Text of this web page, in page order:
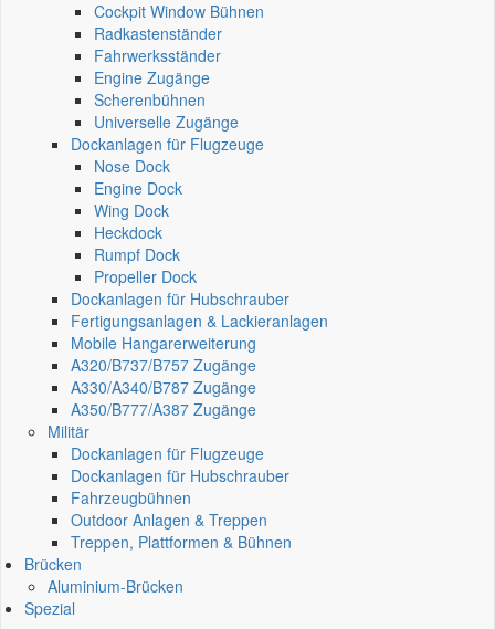
Cockpit Window Bühnen
Radkastenständer
Fahrwerksständer
Engine Zugänge
Scherenbühnen
Universelle Zugänge
Dockanlagen für Flugzeuge
Nose Dock
Engine Dock
Wing Dock
Heckdock
Rumpf Dock
Propeller Dock
Dockanlagen für Hubschrauber
Fertigungsanlagen & Lackieranlagen
Mobile Hangarerweiterung
A320/B737/B757 Zugänge
A330/A340/B787 Zugänge
A350/B777/A387 Zugänge
Militär
Dockanlagen für Flugzeuge
Dockanlagen für Hubschrauber
Fahrzeugbühnen
Outdoor Anlagen & Treppen
Treppen, Plattformen & Bühnen
Brücken
Aluminium-Brücken
Spezial